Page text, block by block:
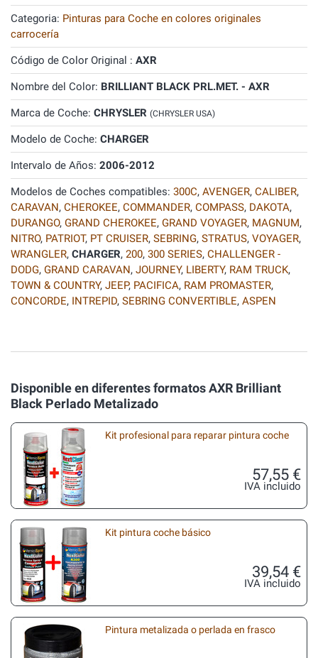
Categoria: Pinturas para Coche en colores originales
carrocería
Código de Color Original : AXR
Nombre del Color: BRILLIANT BLACK PRL.MET. - AXR
Marca de Coche: CHRYSLER (CHRYSLER USA)
Modelo de Coche: CHARGER
Intervalo de Años: 2006-2012
Modelos de Coches compatibles: 300C, AVENGER, CALIBER,
CARAVAN, CHEROKEE, COMMANDER, COMPASS, DAKOTA,
DURANGO, GRAND CHEROKEE, GRAND VOYAGER, MAGNUM,
NITRO, PATRIOT, PT CRUISER, SEBRING, STRATUS, VOYAGER,
WRANGLER, CHARGER, 200, 300 SERIES, CHALLENGER -
DODG, GRAND CARAVAN, JOURNEY, LIBERTY, RAM TRUCK,
TOWN & COUNTRY, JEEP, PACIFICA, RAM PROMASTER,
CONCORDE, INTREPID, SEBRING CONVERTIBLE, ASPEN
Disponible en diferentes formatos AXR Brilliant
Black Perlado Metalizado
Kit profesional para reparar pintura coche
57,55 €
IVA incluido
Kit pintura coche básico
39,54 €
IVA incluido
Pintura metalizada o perlada en frasco